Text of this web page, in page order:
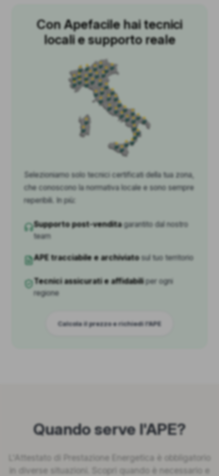
Con Apefacile hai tecnici
locali e supporto reale
Selezioniamo solo tecnici certificati della tua zona,
che conoscono la normativa locale e sono sempre
reperibili. In più:
Supporto post-venditagarantito dal nostro
team
APE tracciabile e archiviatosul tuo territorio
Tecnici assicurati e affidabiliper ogni
regione
Calcola il prezzo e richiedi l'APE
Quando serve l'APE?
L'Attestato di Prestazione Energetica è obbligatorio
in diverse situazioni. Scopri quando è necessario e